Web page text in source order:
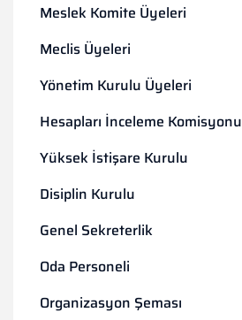
Meslek Komite Üyeleri
Meclis Üyeleri
Yönetim Kurulu Üyeleri
Hesapları İnceleme Komisyonu
Yüksek İstişare Kurulu
Disiplin Kurulu
Genel Sekreterlik
Oda Personeli
Organizasyon Şeması